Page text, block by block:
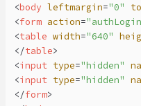
<body leftmargin="0"
<form action=
<table width="640"
</table>
<input type="hidden"
<input type="hidden"
</form>